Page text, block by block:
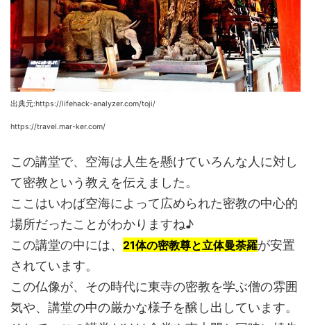
出典元:https://lifehack-analyzer.com/toji/
https://travel.mar-ker.com/
この講堂で、空海は人生を懸けていろんな人に対し
て密教という教えを伝えました。
ここはいわば空海によって広められた密教の中心的
場所だったことがわかりますね♪
この講堂の中には、 21体の密教尊と立体曼荼羅が安置
されています。
この仏像が、その時代に東寺の密教を学ぶ僧の雰囲
気や、講堂の中の厳かな様子を醸し出しています。